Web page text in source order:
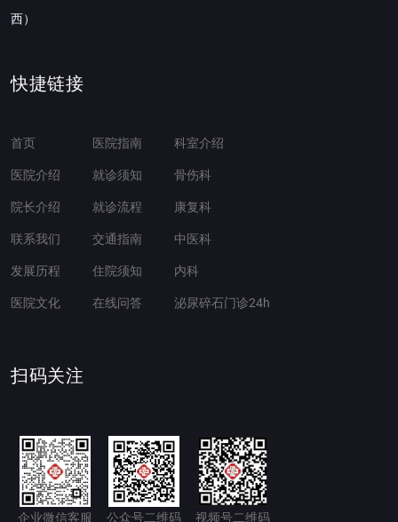
西）
快捷链接
首页
医院介绍
院长介绍
联系我们
发展历程
医院文化
医院指南
就诊须知
就诊流程
交通指南
住院须知
在线问答
科室介绍
骨伤科
康复科
中医科
内科
泌尿碎石门诊24h
扫码关注
企业微信客服 公众号二维码 视频号二维码